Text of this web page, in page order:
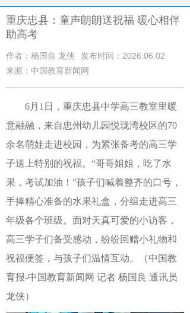
重庆忠县：童声朗朗送祝福 暖心相伴
助高考
作者：杨国良 龙侠
发布时间：2026.06.02
来源：中国教育新闻网
6月1日，重庆忠县中学高三教室里暖
意融融，来自忠州幼儿园悦珑湾校区的70
余名萌娃走进校园，为紧张备考的高三学
子送上特别的祝福。“哥哥姐姐，吃了水
果，考试加油！”孩子们喊着整齐的口号，
手捧精心准备的水果礼盒，分组走进高三
年级各个班级。面对天真可爱的小访客，
高三学子们备受感动，纷纷回赠小礼物和
祝福便签，与孩子们温情互动。（中国教
育报-中国教育新闻网 记者 杨国良 通讯员
龙侠）